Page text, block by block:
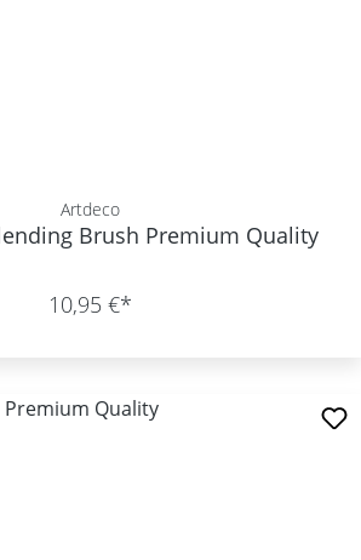
Artdeco
Brush Premium Quality
10,95 €*